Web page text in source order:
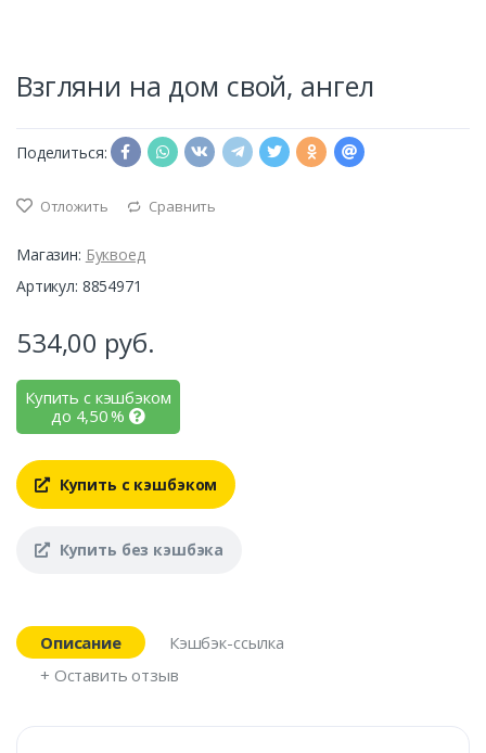
Взгляни на дом свой, ангел
Поделиться:
Отложить Сравнить
Магазин: Буквоед
Артикул: 8854971
534,00 руб.
Купить с кэшбэком
до 4,50%
Купить с кэшбэком
Купить без кэшбэка
Описание
Кэшбэк-ссылка
+ Оставить отзыв